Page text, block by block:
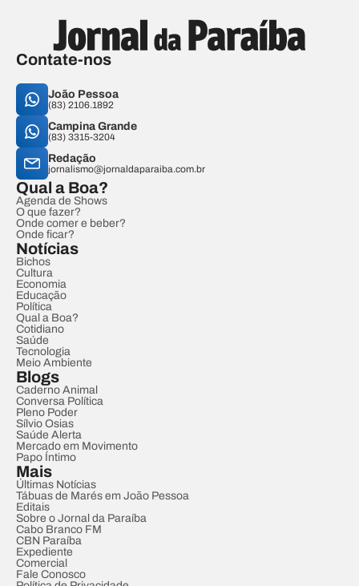
Contate-nos
João Pessoa
(83) 2106.1892
Campina Grande
(83) 3315-3204
Redação
jornalismo@jornaldaparaiba.com.br
Qual a Boa?
Agenda de Shows
O que fazer?
Onde comer e beber?
Onde ficar?
Notícias
Bichos
Cultura
Economia
Educação
Política
Qual a Boa?
Cotidiano
Saúde
Tecnologia
Meio Ambiente
Blogs
Caderno Animal
Conversa Política
Pleno Poder
Sílvio Osias
Saúde Alerta
Mercado em Movimento
Papo Íntimo
Mais
Últimas Notícias
Tábuas de Marés em João Pessoa
Editais
Sobre o Jornal da Paraíba
Cabo Branco FM
CBN Paraíba
Expediente
Comercial
Fale Conosco